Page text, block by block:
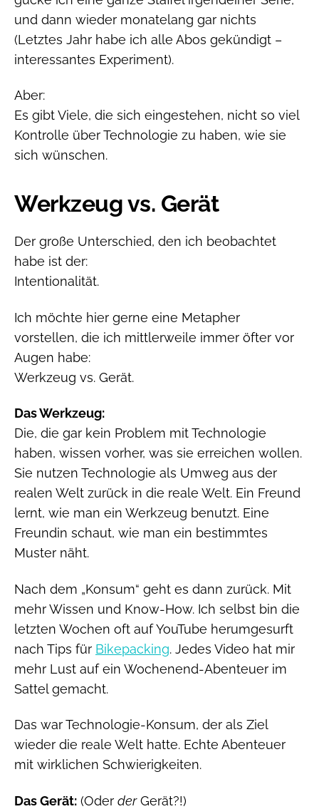
und dann wieder monatelang gar nichts
(Letztes Jahr habe ich alle Abos gekündigt –
interessantes Experiment).
Aber:
Es gibt Viele, die sich eingestehen, nicht so viel
Kontrolle über Technologie zu haben, wie sie
sich wünschen.
Werkzeug vs. Gerät
Der große Unterschied, den ich beobachtet
habe ist der:
Intentionalität.
Ich möchte hier gerne eine Metapher
vorstellen, die ich mittlerweile immer öfter vor
Augen habe:
Werkzeug vs. Gerät.
Das Werkzeug:
Die, die gar kein Problem mit Technologie
haben, wissen vorher, was sie erreichen wollen.
Sie nutzen Technologie als Umweg aus der
realen Welt zurück in die reale Welt. Ein Freund
lernt, wie man ein Werkzeug benutzt. Eine
Freundin schaut, wie man ein bestimmtes
Muster näht.
Nach dem „Konsum“ geht es dann zurück. Mit
mehr Wissen und Know-How. Ich selbst bin die
letzten Wochen oft auf YouTube herumgesurft
nach Tips für Bikepacking. Jedes Video hat mir
mehr Lust auf ein Wochenend-Abenteuer im
Sattel gemacht.
Das war Technologie-Konsum, der als Ziel
wieder die reale Welt hatte. Echte Abenteuer
mit wirklichen Schwierigkeiten.
Das Gerät: (Oder derGerät?!)